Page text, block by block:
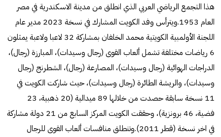
هذا التجمع الرياضي العربي الذي انطلق من مدينة الاسكندرية في مصر
العام 1953.ويترأس وفد الكويت المشارك في نسخة 2023 مدير عام
اللجنة الأولمبية الكويتية محمد الخلفان بمشاركة 32 لاعبا ولاعبة يمثلون
6 رياضات مختلفة تشمل ألعاب القوى (رجال وسيدات)، المبارزة (رجال)،
الدراجات الهوائية (رجال وسيدات)، المصارعة (رجال)، الشطرنج (رجال
وسيدات)، والريشة الطائرة (رجال وسيدات)، حيث شاركت الكويت في
11 نسخة سابقة حصدت من خلالها 89 ميدالية (20 ذهبية، 23
فضية، 46 برونزية)، وحققت الكويت المركز السابع من 21 دولة مشاركة
في اخر نسخة (قطر 2011).وتنطلق منافسات ألعاب القوى للرجال